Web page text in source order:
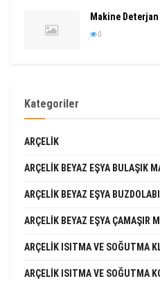
Makine Deterjan
0
Kategoriler
ARÇELIK
ARÇELIK BEYAZ EŞYA BULAŞIK
ARÇELIK BEYAZ EŞYA
ARÇELIK BEYAZ EŞYA ÇAMAŞIR
ARÇELIK ISITMA VE SOĞUTMA
ARÇELIK ISITMA VE SOĞUTMA